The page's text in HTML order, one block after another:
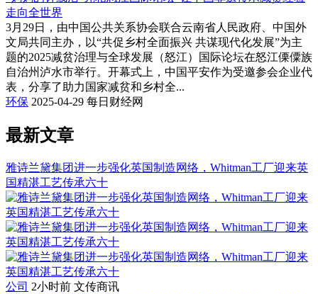
走向全世界
3月29日，由中国公共关系协会联合云南省人民政府、中国外
文局共同主办，以“共促乡村全面振兴 共谋现代化发展”为主
题的2025减贫治理与全球发展（怒江）国际论坛在怒江傈僳族
自治州泸水市举行。开幕式上，中国平安作为受邀参会企业代
表，分享了助力国家减贫和乡村全...
环保 2025-04-29 每日财经网
最新文章
雅诗兰黛集团进一步强化英国制造网络，Whitman工厂迎来英
国精湛工艺传承六十
公司 2小时前 文传商讯